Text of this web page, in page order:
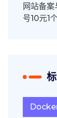
网站备
号10元1